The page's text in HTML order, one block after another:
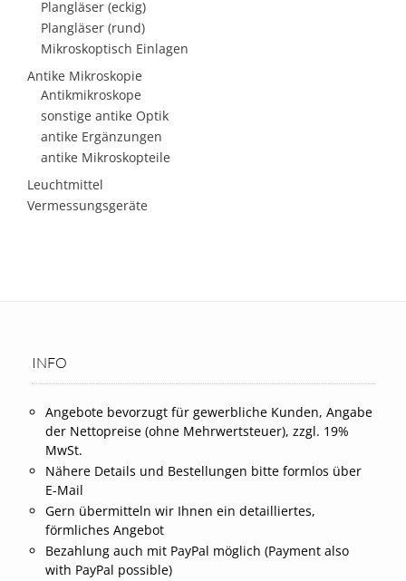
Plangläser (eckig)
Plangläser (rund)
Mikroskoptisch Einlagen
Antike Mikroskopie
Antikmikroskope
sonstige antike Optik
antike Ergänzungen
antike Mikroskopteile
Leuchtmittel
Vermessungsgeräte
INFO
Angebote bevorzugt für gewerbliche Kunden, Angabe
der Nettopreise (ohne Mehrwertsteuer), zzgl. 19%
MwSt.
Nähere Details und Bestellungen bitte formlos über
E-Mail
Gern übermitteln wir Ihnen ein detailliertes,
förmliches Angebot
Bezahlung auch mit PayPal möglich (Payment also
with PayPal possible)